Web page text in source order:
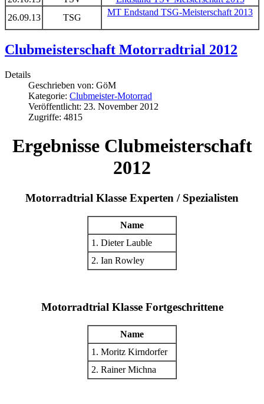
26.09.13
TSG
MT Endstand TSG-Meisterschaft 2013
Clubmeisterschaft Motorradtrial 2012
Details
Geschrieben von: GöM
Kategorie: Clubmeister-Motorrad
Veröffentlicht: 23. November 2012
Zugriffe: 4815
Ergebnisse Clubmeisterschaft
2012
Motorradtrial Klasse Experten / Spezialisten
Name
1. Dieter Lauble
2. Ian Rowley
Motorradtrial Klasse Fortgeschrittene
Name
1. Moritz Kirndorfer
2. Rainer Michna